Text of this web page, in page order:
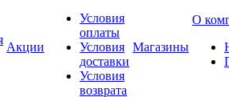
Акции
Условия
оплаты
Условия
доставки
Условия
возврата
Магазины
О